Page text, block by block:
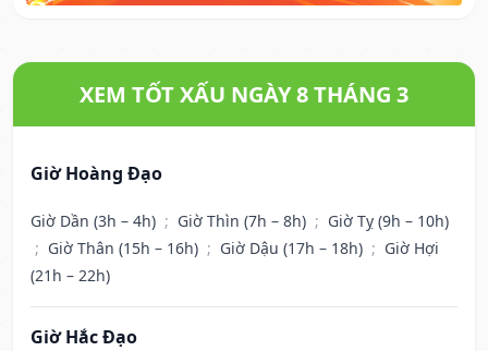
XEM TỐT XẤU NGÀY 8 THÁNG 3
Giờ Hoàng Đạo
Giờ Dần (3h – 4h) ; Giờ Thìn (7h – 8h) ; Giờ Tỵ (9h – 10h)
; Giờ Thân (15h – 16h) ; Giờ Dậu (17h – 18h) ; Giờ Hợi
(21h – 22h)
Giờ Hắc Đạo